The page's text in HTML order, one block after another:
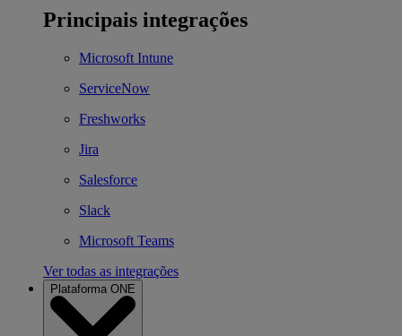
Principais integrações
Microsoft Intune
ServiceNow
Freshworks
Jira
Salesforce
Slack
Microsoft Teams
Ver todas as integrações
Plataforma ONE